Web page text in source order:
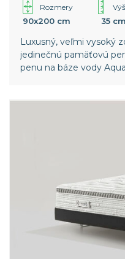
Rozmery
90x200 cm 35 cm
Luxusný, veľmi vysoký
jedinečnú pamäťovú
penu na báze vody